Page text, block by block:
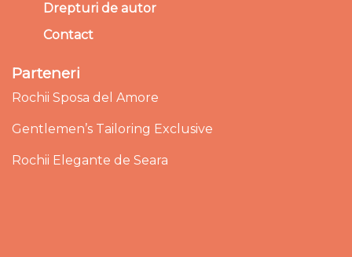
Drepturi de autor
Contact
Parteneri
Rochii Sposa del Amore
Gentlemen’s Tailoring Exclusive
Rochii Elegante de Seara